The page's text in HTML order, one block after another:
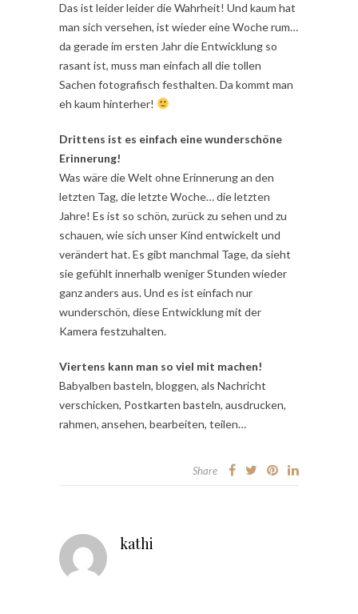
Das ist leider leider die Wahrheit! Und kaum hat
man sich versehen, ist wieder eine Woche rum…
da gerade im ersten Jahr die Entwicklung so
rasant ist, muss man einfach all die tollen
Sachen fotografisch festhalten. Da kommt man
eh kaum hinterher!
Drittens ist es einfach eine wunderschöne
Erinnerung!
Was wäre die Welt ohne Erinnerung an den
letzten Tag, die letzte Woche… die letzten
Jahre! Es ist so schön, zurück zu sehen und zu
schauen, wie sich unser Kind entwickelt und
verändert hat. Es gibt manchmal Tage, da sieht
sie gefühlt innerhalb weniger Stunden wieder
ganz anders aus. Und es ist einfach nur
wunderschön, diese Entwicklung mit der
Kamera festzuhalten.
Viertens kann man so viel mit machen!
Babyalben basteln, bloggen, als Nachricht
verschicken, Postkarten basteln, ausdrucken,
rahmen, ansehen, bearbeiten, teilen…
Share
kathi